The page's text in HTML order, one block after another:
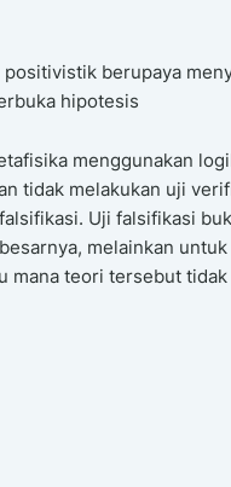
positivistik berupaya
hipotesis
menggunakan
tidak melakukan uji
Uji falsifikasi
melainkan
mana teori tersebut tidak